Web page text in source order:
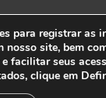
Rede
Reservados
para registrar as
nosso site, bem
facilitar seus
clique em